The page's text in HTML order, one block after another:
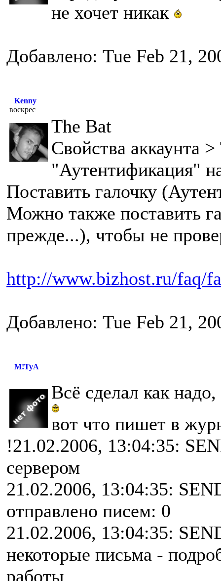
не хочет никак
Добавлено: Tue Feb 21,
Kenny
воскрес
The Bat
Свойства аккаунта
"Аутентификация"
Поставить галочку
Можно также поставить
прежде...), чтобы не
http://www.bizhost.ru/faq/
Добавлено: Tue Feb 21,
M!TyA
Всё сделал как
вот что пишет в
!21.02.2006, 13:04:35:
сервером
21.02.2006, 13:04:35:
отправлено писем: 0
21.02.2006, 13:04:35:
некоторые письма -
работы